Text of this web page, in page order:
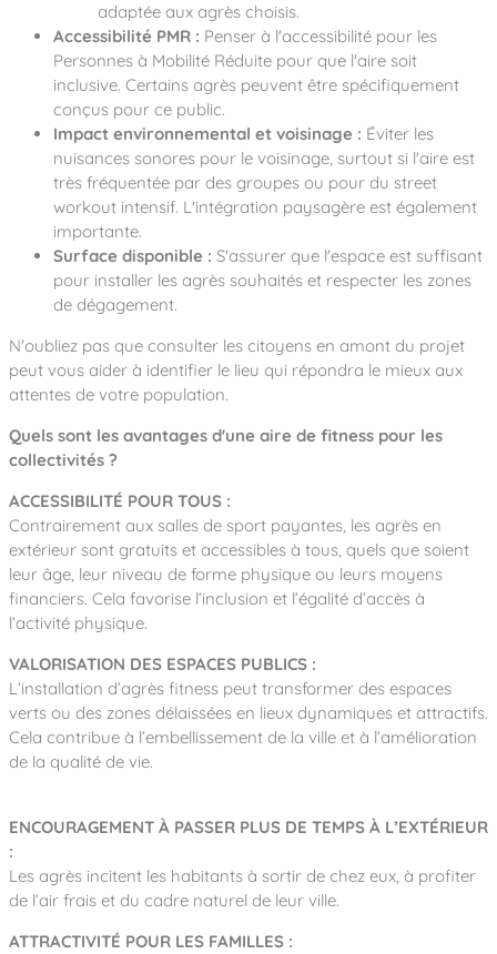
adaptée aux agrès choisis.
Accessibilité PMR : Penser à l'accessibilité pour les
Personnes à Mobilité Réduite pour que l'aire soit
inclusive. Certains agrès peuvent être spécifiquement
conçus pour ce public.
Impact environnemental et voisinage : Éviter les
nuisances sonores pour le voisinage, surtout si l'aire est
très fréquentée par des groupes ou pour du street
workout intensif. L'intégration paysagère est également
importante.
Surface disponible : S'assurer que l'espace est suffisant
pour installer les agrès souhaités et respecter les zones
de dégagement.
N'oubliez pas que consulter les citoyens en amont du projet
peut vous aider à identifier le lieu qui répondra le mieux aux
attentes de votre population.
Quels sont les avantages d'une aire de fitness pour les
collectivités ?
ACCESSIBILITÉ POUR TOUS :
Contrairement aux salles de sport payantes, les agrès en
extérieur sont gratuits et accessibles à tous, quels que soient
leur âge, leur niveau de forme physique ou leurs moyens
financiers. Cela favorise l’inclusion et l’égalité d’accès à
l’activité physique.
VALORISATION DES ESPACES PUBLICS :
L’installation d’agrès fitness peut transformer des espaces
verts ou des zones délaissées en lieux dynamiques et attractifs.
Cela contribue à l’embellissement de la ville et à l’amélioration
de la qualité de vie.
ENCOURAGEMENT À PASSER PLUS DE TEMPS À L’EXTÉRIEUR
:
Les agrès incitent les habitants à sortir de chez eux, à profiter
de l’air frais et du cadre naturel de leur ville.
ATTRACTIVITÉ POUR LES FAMILLES :